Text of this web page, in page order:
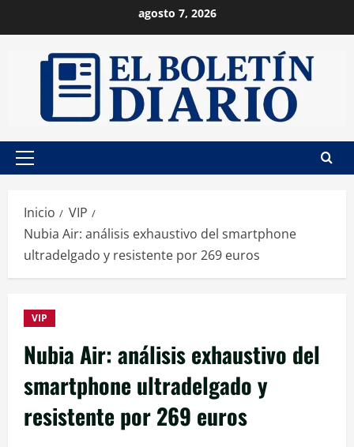
al
contenido
agosto 7, 2026
Menú
Inicio
VIP
Nubia Air: análisis exhaustivo del smartphone
ultradelgado y resistente por 269 euros
VIP
Nubia Air: análisis exhaustivo del
smartphone ultradelgado y
resistente por 269 euros